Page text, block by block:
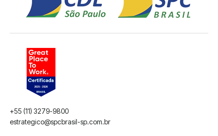
+55 (11) 3279-9800
estrategico@spcbrasil-sp.com.br